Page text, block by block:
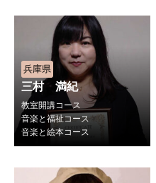
兵庫県
三村 満紀
教室開講コース
音楽と福祉コース
音楽と絵本コース